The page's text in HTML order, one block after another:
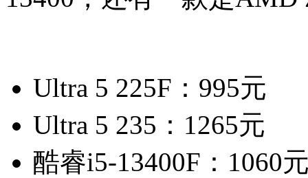
Ultra 5 225F：995元
Ultra 5 235：1265元
酷睿i5-13400F：1060